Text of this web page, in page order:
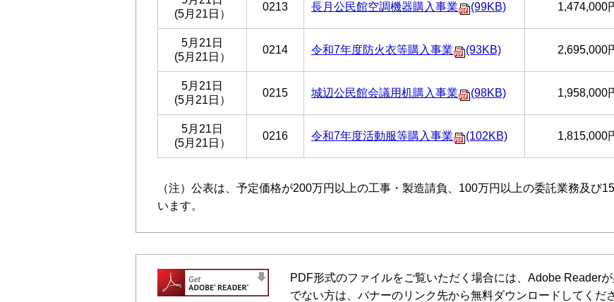
(5月21日）
0213 長月公民館空調機器購入事業 (99KB) 1,474,000
5月21日
(5月21日）
0214 令和7年度防火衣等購入事業 (93KB) 2,695,000
5月21日
(5月21日）
0215 城辺公民館会議用机購入事業 (98KB) 1,958,000
5月21日
(5月21日）
0216 令和7年度活動服等購入事業 (102KB) 1,815,000
（注）公表は、予定価格が200万円以上の工事・製造請負、100万円以上の委託業務及び
います。
PDF形式のファイルをご覧いただく場合には、Adobe Reader
でない方は、バナーのリンク先から無料ダウンロードしてくだ